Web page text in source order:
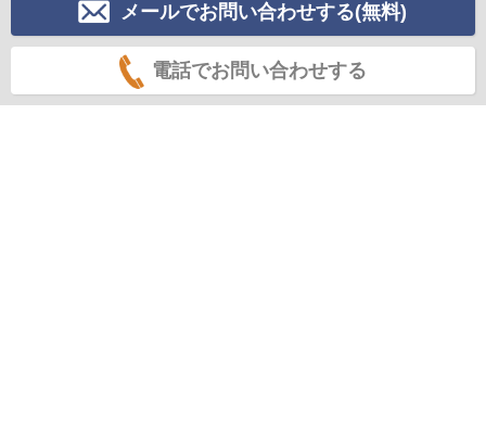
メールでお問い合わせする(無料)
電話でお問い合わせする